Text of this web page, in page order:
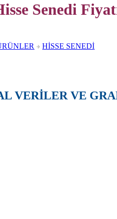
Senedi
HİSSE SENEDİ
VERİLER VE